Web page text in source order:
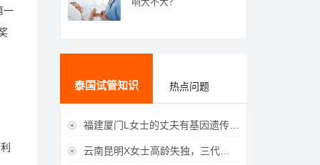
一
泰国试管知识 热点问题
 福建厦门L女士的丈夫有基因遗传疾病，三代试管生育健康宝宝
 云南昆明X女士高龄失独，三代试管助她重获女儿